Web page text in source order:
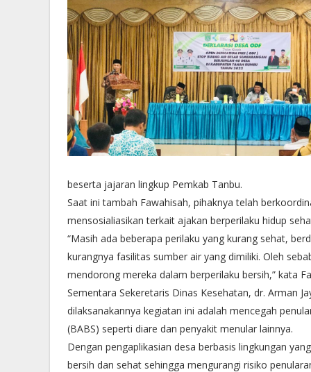
beserta jajaran lingkup Pemkab Tanbu.
Saat ini tambah Fawahisah, pihaknya telah
mensosialiasikan terkait ajakan berperilaku hidup
“Masih ada beberapa perilaku yang kurang sehat,
kurangnya fasilitas sumber air yang dimiliki. Oleh
mendorong mereka dalam berperilaku bersih,” kata
Sementara Sekeretaris Dinas Kesehatan, dr. Arman
dilaksanakannya kegiatan ini adalah mencegah
(BABS) seperti diare dan penyakit menular lainnya.
Dengan pengaplikasian desa berbasis lingkungan
bersih dan sehat sehingga mengurangi risiko